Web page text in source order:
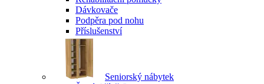
Dávkovače
Podpěra pod nohu
Příslušenství
Seniorský nábytek